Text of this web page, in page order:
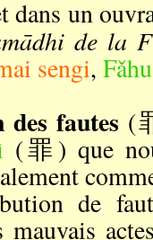
dans un
de la
sengi,
fautes (
(罪) que
de
mauvais